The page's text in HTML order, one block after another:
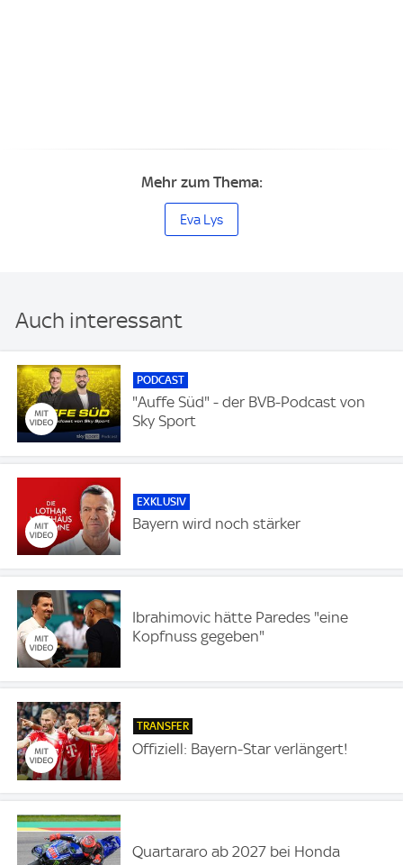
Mehr zum Thema:
Eva Lys
Auch interessant
PODCAST
"Auffe Süd" - der BVB-Podcast von
Sky Sport
EXKLUSIV
Bayern wird noch stärker
Ibrahimovic hätte Paredes "eine
Kopfnuss gegeben"
TRANSFER
Offiziell: Bayern-Star verlängert!
Quartararo ab 2027 bei Honda